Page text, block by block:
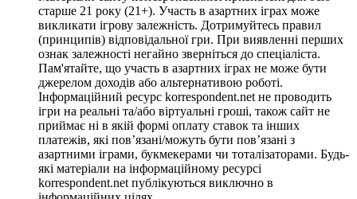
старше 21 року (21+). Участь в азартних іграх може
викликати ігрову залежність. Дотримуйтесь правил
(принципів) відповідальної гри. При виявленні перших
ознак залежності негайно зверніться до спеціаліста.
Пам'ятайте, що участь в азартних іграх не може бути
джерелом доходів або альтернативою роботі.
Інформаційний ресурс korrespondent.net не проводить
ігри на реальні та/або віртуальні гроші, також сайт не
приймає ні в якій формі оплату ставок та інших
платежів, які пов’язані/можуть бути пов’язані з
азартними іграми, букмекерами чи тоталізаторами. Будь-
які матеріали на інформаційному ресурсі
korrespondent.net публікуються виключно в